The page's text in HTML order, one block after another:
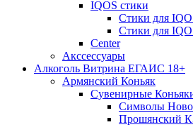
IQOS стики
Стики для
Стики для
Сenter
Акссессуары
Алкоголь Витрина ЕГАИС 18+
Армянский Коньяк
Сувенирные
Символы
Прошянский